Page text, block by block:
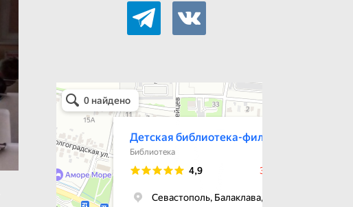
telegram vkontakte
Детская библиотека-филиал № 9
Библиотека в Севастополе